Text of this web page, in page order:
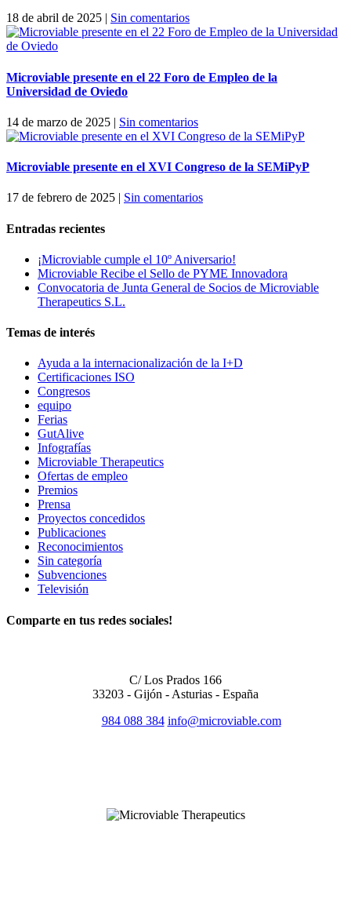
18 de abril de 2025 | Sin comentarios
Microviable presente en el 22 Foro de Empleo de la
Universidad de Oviedo
14 de marzo de 2025 | Sin comentarios
Microviable presente en el XVI Congreso de la SEMiPyP
17 de febrero de 2025 | Sin comentarios
Entradas recientes
¡Microviable cumple el 10º Aniversario!
Microviable Recibe el Sello de PYME Innovadora
Convocatoria de Junta General de Socios de Microviable
Therapeutics S.L.
Temas de interés
Ayuda a la internacionalización de la I+D
Certificaciones ISO
Congresos
equipo
Ferias
GutAlive
Infografías
Microviable Therapeutics
Ofertas de empleo
Premios
Prensa
Proyectos concedidos
Publicaciones
Reconocimientos
Sin categoría
Subvenciones
Televisión
Comparte en tus redes sociales!
C/ Los Prados 166
33203 - Gijón - Asturias - España
984 088 384 info@microviable.com